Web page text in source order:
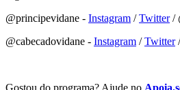
@principevidane - ⁠⁠⁠⁠⁠⁠⁠⁠⁠⁠⁠⁠⁠⁠⁠⁠⁠⁠⁠⁠⁠⁠⁠⁠⁠⁠⁠⁠⁠⁠⁠⁠⁠⁠⁠⁠⁠⁠⁠⁠⁠⁠⁠⁠⁠⁠⁠⁠⁠⁠⁠⁠⁠⁠⁠⁠⁠⁠⁠⁠⁠Instagram⁠⁠⁠⁠⁠⁠⁠⁠⁠⁠⁠⁠⁠⁠⁠⁠⁠⁠⁠⁠⁠⁠⁠⁠⁠⁠⁠⁠⁠⁠⁠⁠⁠⁠⁠⁠⁠⁠⁠⁠⁠⁠⁠⁠⁠⁠⁠⁠⁠⁠⁠⁠⁠⁠⁠⁠⁠⁠⁠⁠⁠ /⁠⁠⁠⁠⁠⁠⁠⁠⁠⁠⁠⁠⁠⁠⁠⁠⁠⁠⁠⁠⁠⁠⁠⁠⁠⁠⁠⁠⁠⁠⁠⁠⁠⁠⁠⁠⁠⁠⁠⁠⁠⁠⁠⁠⁠⁠⁠⁠⁠⁠⁠⁠⁠⁠⁠⁠⁠⁠⁠⁠⁠Twitter⁠⁠⁠⁠⁠⁠⁠⁠⁠⁠⁠⁠⁠⁠⁠⁠⁠⁠⁠⁠⁠⁠⁠⁠⁠⁠⁠⁠⁠⁠⁠⁠⁠⁠⁠⁠⁠⁠⁠⁠⁠⁠⁠⁠⁠⁠⁠⁠⁠⁠⁠⁠⁠⁠⁠⁠⁠⁠⁠⁠⁠/
@cabecadovidane - ⁠⁠⁠⁠⁠⁠⁠⁠⁠⁠⁠⁠⁠⁠⁠⁠⁠⁠⁠⁠⁠⁠⁠⁠⁠⁠⁠⁠⁠⁠⁠⁠⁠⁠⁠⁠⁠⁠⁠⁠⁠⁠⁠⁠⁠⁠⁠⁠⁠⁠⁠⁠⁠⁠⁠⁠⁠⁠⁠⁠⁠Instagram⁠⁠⁠⁠⁠⁠⁠⁠⁠⁠⁠⁠⁠⁠⁠⁠⁠⁠⁠⁠⁠⁠⁠⁠⁠⁠⁠⁠⁠⁠⁠⁠⁠⁠⁠⁠⁠⁠⁠⁠⁠⁠⁠⁠⁠⁠⁠⁠⁠⁠⁠⁠⁠⁠⁠⁠⁠⁠⁠⁠⁠ /⁠⁠⁠⁠⁠⁠⁠⁠⁠⁠⁠⁠⁠⁠⁠⁠⁠⁠⁠⁠⁠⁠⁠⁠⁠⁠⁠⁠⁠⁠⁠⁠⁠⁠⁠⁠⁠⁠⁠⁠⁠⁠⁠⁠⁠⁠⁠⁠⁠⁠⁠⁠⁠⁠⁠⁠⁠⁠⁠⁠⁠Twitter⁠⁠⁠⁠⁠⁠⁠⁠⁠⁠⁠⁠⁠⁠⁠⁠⁠⁠⁠⁠⁠⁠⁠⁠⁠⁠⁠⁠⁠⁠⁠⁠⁠⁠⁠⁠⁠⁠⁠⁠⁠⁠⁠⁠⁠⁠⁠⁠⁠⁠⁠⁠⁠⁠⁠⁠⁠⁠⁠⁠⁠/